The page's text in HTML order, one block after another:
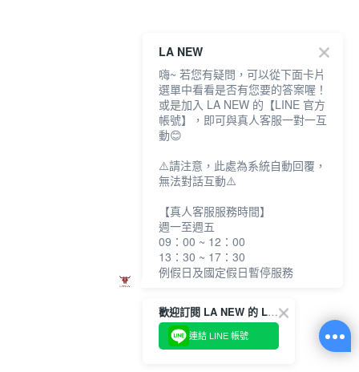
歡迎訂閱 LA NEW 的 LINE 官方帳號
連結 LINE 帳號
LA NEW
嗨~ 若您有疑問，可以從下面卡片
選單中看看是否有您要的答案喔！
或是加入 LA NEW 的【LINE 官方
帳號】，即可與真人客服一對一互
動😊
⚠️請注意，此處為系統自動回覆，
無法對話互動⚠️
【真人客服服務時間】
週一至週五
09：00 ~ 12：00
13：30 ~ 17：30
例假日及國定假日暫停服務